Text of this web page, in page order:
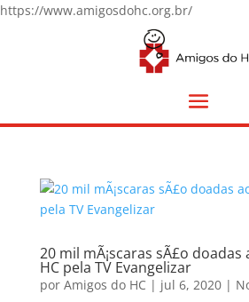
https://www.amigosdohc.org.br/
20 mil mÃ¡scaras sÃ£o doadas
HC pela TV Evangelizar
por Amigos do HC | jul 6, 2020|